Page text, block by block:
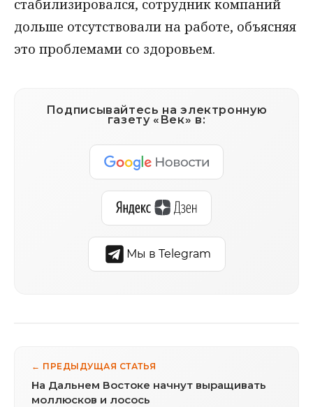
стабилизировался, сотрудник компаний
дольше отсутствовали на работе, объясняя
это проблемами со здоровьем.
Подписывайтесь на электронную
газету «Век» в:
Мы в Telegram
← ПРЕДЫДУЩАЯ СТАТЬЯ
На Дальнем Востоке начнут выращивать
моллюсков и лосось